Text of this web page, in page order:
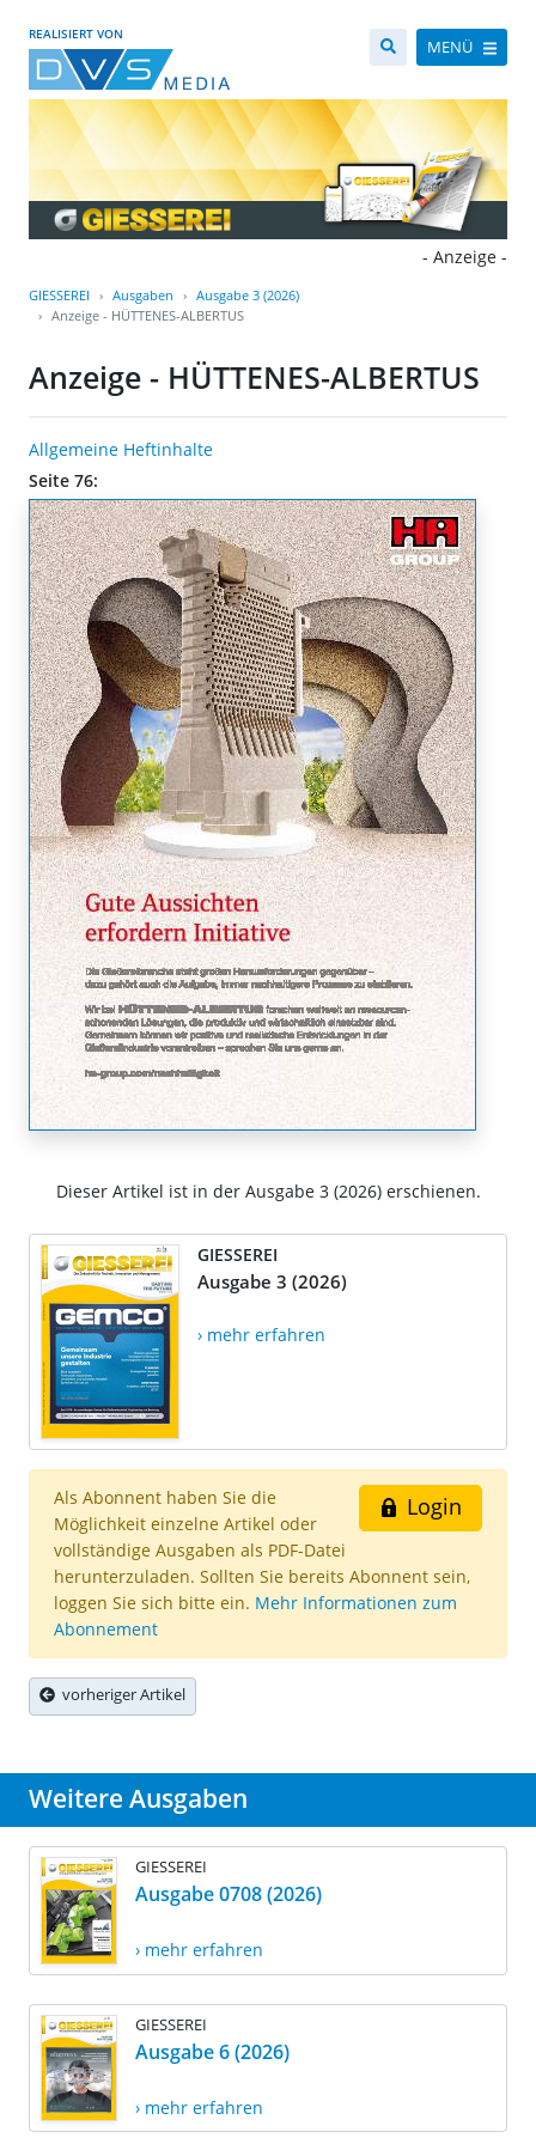
REALISIERT VON
MENÜ
- Anzeige -
GIESSEREI Ausgaben
Ausgabe 3 (2026)
Anzeige - HÜTTENES-ALBERTUS
Anzeige - HÜTTENES-ALBERTUS
Allgemeine Heftinhalte
Seite 76:
Dieser Artikel ist in der Ausgabe 3 (2026) erschienen.
GIESSEREI
Ausgabe 3 (2026)
› mehr erfahren
Login
Als Abonnent haben Sie die
Möglichkeit einzelne Artikel oder
vollständige Ausgaben als PDF-Datei
herunterzuladen. Sollten Sie bereits Abonnent sein,
loggen Sie sich bitte ein. Mehr Informationen zum
Abonnement
vorheriger Artikel
Weitere Ausgaben
GIESSEREI
Ausgabe 0708 (2026)
› mehr erfahren
GIESSEREI
Ausgabe 6 (2026)
› mehr erfahren